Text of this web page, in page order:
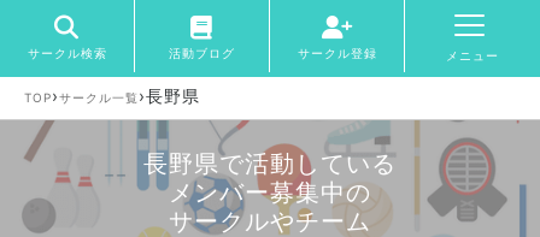
サークル検索 活動ブログ サークル登録 メニュー
TOP›サークル一覧 ›長野県
長野県で活動している
メンバー募集中の
サークルやチーム